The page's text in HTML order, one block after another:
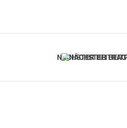
NÄCHSTER BEITRAG